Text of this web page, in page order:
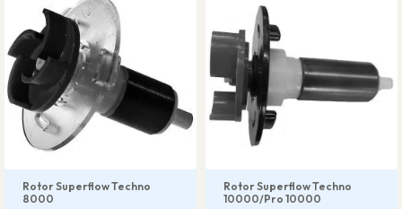
Rotor Superflow Techno
8000
Rotor Superflow Techno
10000/Pro 10000